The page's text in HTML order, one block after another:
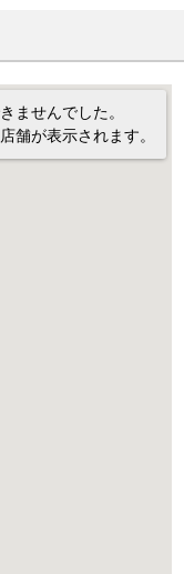
ませんでした。
舗が表示されます。